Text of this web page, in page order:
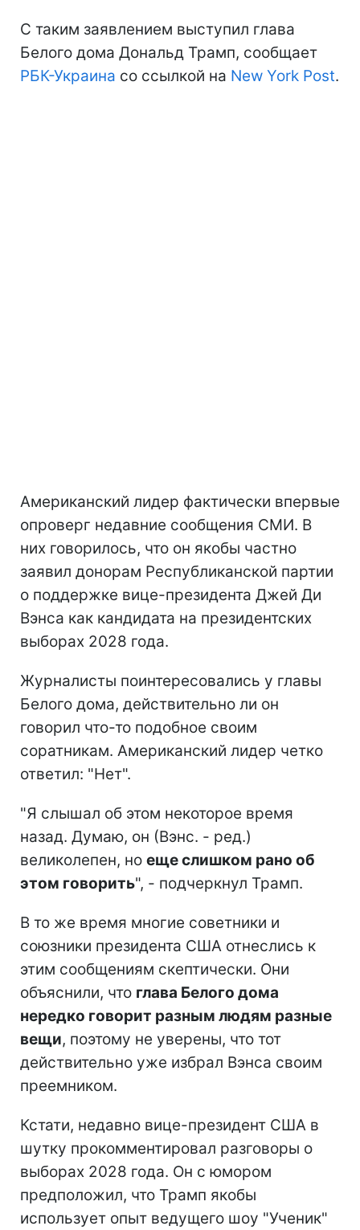
С таким заявлением выступил глава
Белого дома Дональд Трамп, сообщает
РБК-Украина со ссылкой на New York Post.
Американский лидер фактически впервые
опроверг недавние сообщения СМИ. В
них говорилось, что он якобы частно
заявил донорам Республиканской партии
о поддержке вице-президента Джей Ди
Вэнса как кандидата на президентских
выборах 2028 года.
Журналисты поинтересовались у главы
Белого дома, действительно ли он
говорил что-то подобное своим
соратникам. Американский лидер четко
ответил: "Нет".
"Я слышал об этом некоторое время
назад. Думаю, он (Вэнс. - ред.)
великолепен, но еще слишком рано об
этом говорить", - подчеркнул Трамп.
В то же время многие советники и
союзники президента США отнеслись к
этим сообщениям скептически. Они
объяснили, что глава Белого дома
нередко говорит разным людям разные
вещи, поэтому не уверены, что тот
действительно уже избрал Вэнса своим
преемником.
Кстати, недавно вице-президент США в
шутку прокомментировал разговоры о
выборах 2028 года. Он с юмором
предположил, что Трамп якобы
использует опыт ведущего шоу "Ученик"